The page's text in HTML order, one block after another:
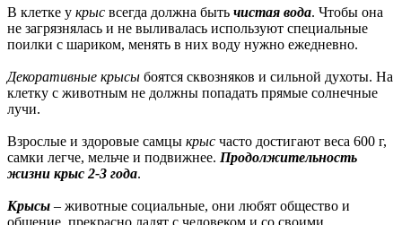
В клетке у крыс всегда должна быть чистая вода. Чтобы она
не загрязнялась и не выливалась используют специальные
поилки с шариком, менять в них воду нужно ежедневно.
Декоративные крысы боятся сквозняков и сильной духоты. На
клетку с животным не должны попадать прямые солнечные
лучи.
Взрослые и здоровые самцы крыс часто достигают веса 600 г,
самки легче, мельче и подвижнее. Продолжительность
жизни крыс 2-3 года.
Крысы – животные социальные, они любят общество и
общение, прекрасно ладят с человеком и со своими